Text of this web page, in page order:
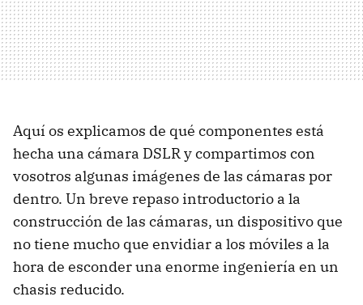
Aquí os explicamos de qué componentes está
hecha una cámara DSLR y compartimos con
vosotros algunas imágenes de las cámaras por
dentro. Un breve repaso introductorio a la
construcción de las cámaras, un dispositivo que
no tiene mucho que envidiar a los móviles a la
hora de esconder una enorme ingeniería en un
chasis reducido.